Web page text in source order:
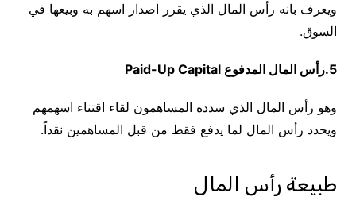
ويعرف بانه رأس المال الذي يقرر اصدار اسهم به وبيعها في
السوق.
5.رأس المال المدفوع Paid-Up Capital
وهو رأس المال الذي سدده المساهمون لقاء اقتناء اسهمهم
ويحدد رأس المال لما يدفع فقط من قبل المساهمين نقداً.
طبيعة رأس المال